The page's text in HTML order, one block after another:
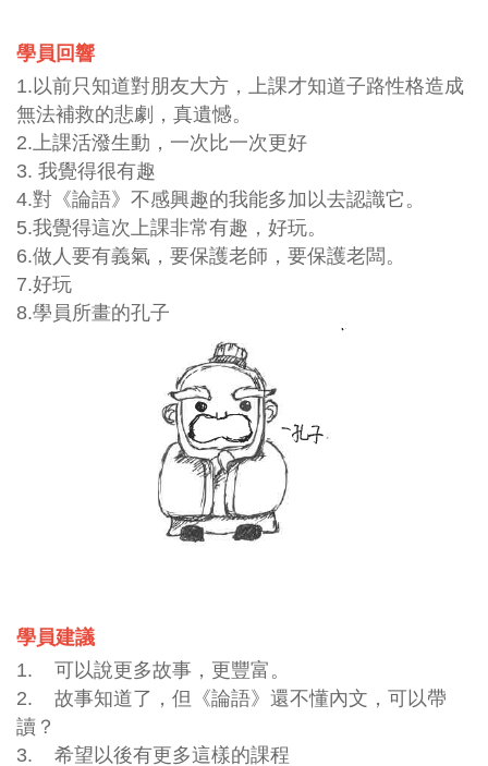
學員回響
1.以前只知道對朋友大方，上課才知道子路性格造成
無法補救的悲劇，真遺憾。
2.上課活潑生動，一次比一次更好
3. 我覺得很有趣
4.對《論語》不感興趣的我能多加以去認識它。
5.我覺得這次上課非常有趣，好玩。
6.做人要有義氣，要保護老師，要保護老闆。
7.好玩
8.學員所畫的孔子
學員建議
1. 可以說更多故事，更豐富。
2. 故事知道了，但《論語》還不懂內文，可以帶
讀？
3. 希望以後有更多這樣的課程